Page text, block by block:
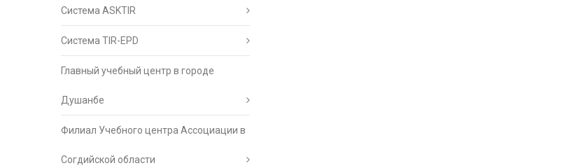
Система ASKTIR
Система TIR-EPD
Главный учебный центр в городе
Душанбе
Филиал Учебного центра Ассоциации в
Согдийской области